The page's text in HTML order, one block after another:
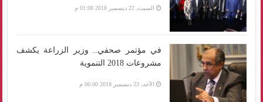
السبت، 22 ديسمبر 2018 01:00 م
في مؤتمر صحفي.. وزير الزراعة يكشف
مشروعات 2018 التنموية
الأحد، 23 ديسمبر 2018 06:00 م